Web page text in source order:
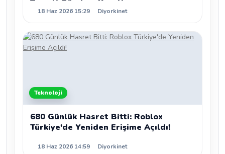
Tweeti Gündem Yarattı
18 Haz 2026 15:29 Diyorkinet
Teknoloji
680 Günlük Hasret Bitti: Roblox
Türkiye'de Yeniden Erişime Açıldı!
18 Haz 2026 14:59 Diyorkinet